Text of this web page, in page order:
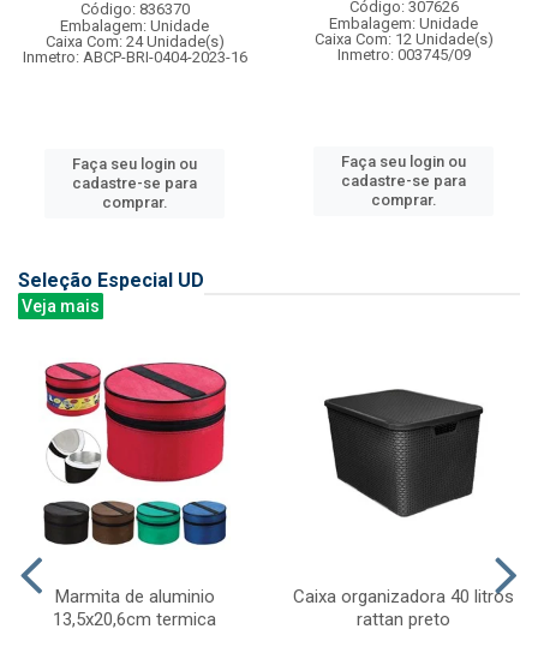
Código: 836370
Embalagem: Unidade
Caixa Com: 24 Unidade(s)
Inmetro: ABCP-BRI-0404-2023-16
Faça seu login ou
cadastre-se para
comprar.
Código: 307626
Embalagem: Unidade
Caixa Com: 12 Unidade(s)
Inmetro: 003745/09
Faça seu login ou
cadastre-se para
comprar.
Seleção Especial UD
Veja mais
Marmita de aluminio
13,5x20,6cm termica
Caixa organizadora 40 litros
rattan preto